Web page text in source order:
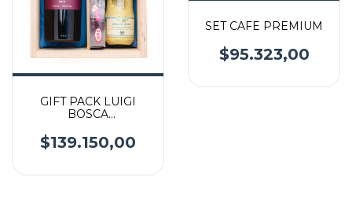
GIFT PACK LUIGI
BOSCA
$139.150,00
SET CAFE PREMIUM
$95.323,00